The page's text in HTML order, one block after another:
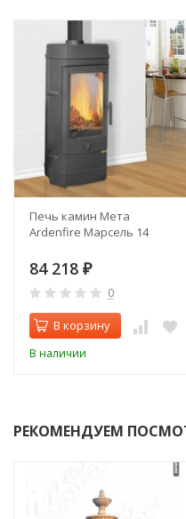
Печь камин Мета
Ardenfire Марсель 14
84 218 ₽
0
В корзину
В наличии
РЕКОМЕНДУЕМ